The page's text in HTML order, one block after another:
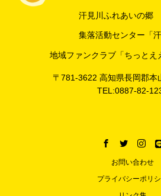
汗見川ふれあいの郷
集落活動センター「汗
地域ファンクラブ「ちっとえ
〒781-3622 高知県長岡郡本
TEL:0887-82-
お問い合わせ
プライバシーポリ